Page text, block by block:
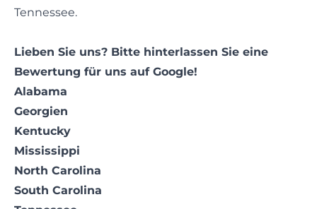
Tennessee.
Lieben Sie uns? Bitte hinterlassen Sie eine
Bewertung für uns auf Google!
Alabama
Georgien
Kentucky
Mississippi
North Carolina
South Carolina